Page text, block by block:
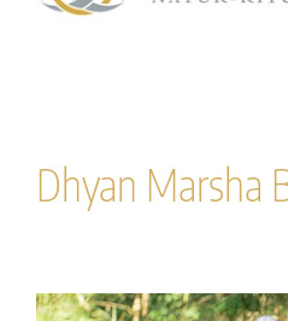
Dhyan Marsha